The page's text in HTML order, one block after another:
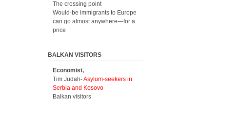
The crossing point
Would-be immigrants to Europe
can go almost anywhere—for a
price
BALKAN VISITORS
Economist,
Tim Judah-Asylum-seekers in
Serbia and Kosovo
Balkan visitors